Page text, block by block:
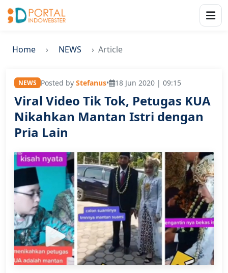
Home NEWS Article
NEWS Posted by Stefanus• 18 Jun 2020 | 09:15
Viral Video Tik Tok, Petugas KUA
Nikahkan Mantan Istri dengan
Pria Lain